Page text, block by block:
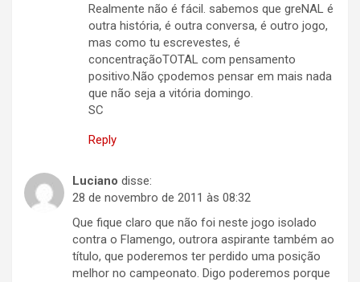
Realmente não é fácil. sabemos que greNAL é
outra história, é outra conversa, é outro jogo,
mas como tu escrevestes, é
concentraçãoTOTAL com pensamento
positivo.Não çpodemos pensar em mais nada
que não seja a vitória domingo.
SC
Reply
Luciano disse:
28 de novembro de 2011 às 08:32
Que fique claro que não foi neste jogo isolado
contra o Flamengo, outrora aspirante também ao
título, que poderemos ter perdido uma posição
melhor no campeonato. Digo poderemos porque